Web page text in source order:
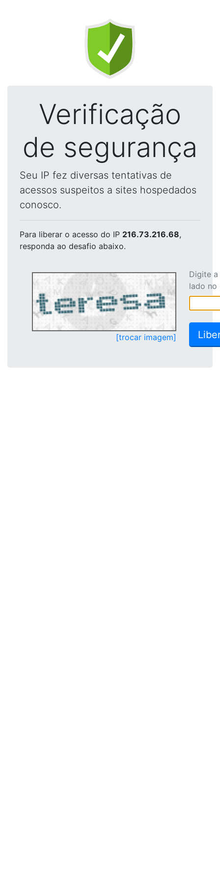
Verificação
de segurança
Seu IP fez diversas tentativas de
acessos suspeitos a sites hospedados
conosco.
Para liberar o acesso do IP 216.73.216.68,
responda ao desafio abaixo.
[trocar imagem]
Digite
lado no